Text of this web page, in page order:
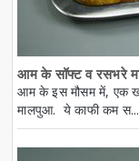
आम के सॉफ्ट व रसभरे
आम के इस मौसम में, एक
मालपुआ. ये काफी कम स...